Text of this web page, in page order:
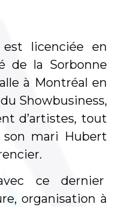
est licenciée en
de la Sorbonne
à Montréal en
Showbusiness,
d’artistes, tout
mari Hubert
ce dernier
organisation à